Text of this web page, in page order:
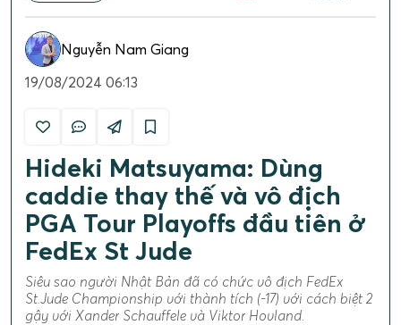
Nguyễn Nam Giang
19/08/2024 06:13
Hideki Matsuyama: Dùng
caddie thay thế và vô địch
PGA Tour Playoffs đầu tiên ở
FedEx St Jude
Siêu sao người Nhật Bản đã có chức vô địch FedEx
St.Jude Championship với thành tích (-17) với cách biệt 2
gậy với Xander Schauffele và Viktor Hovland.